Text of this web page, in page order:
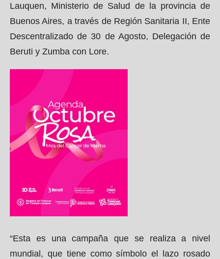
Lauquen, Ministerio de Salud de la provincia de
Buenos Aires, a través de Región Sanitaria II, Ente
Descentralizado de 30 de Agosto, Delegación de
Beruti y Zumba con Lore.
“Esta es una campaña que se realiza a nivel
mundial, que tiene como símbolo el lazo rosado